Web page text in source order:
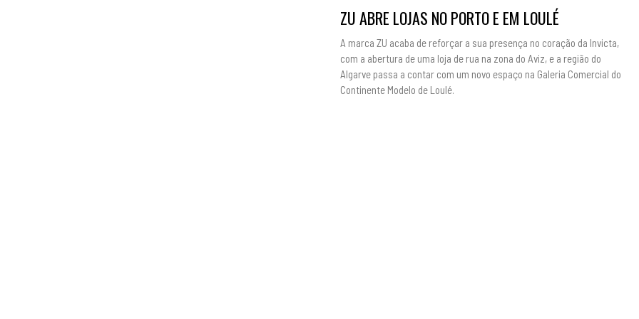
ZU ABRE LOJAS NO PORTO E EM LOULÉ
A marca ZU acaba de reforçar a sua presença no coração da Invicta,
com a abertura de uma loja de rua na zona do Aviz, e a região do
Algarve passa a contar com um novo espaço na Galeria Comercial do
Continente Modelo de Loulé.